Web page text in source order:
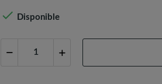
 Disponible